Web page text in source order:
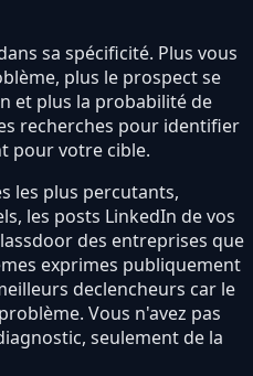
sa spécificité. Plus vous
plus le prospect se
et plus la probabilité de
recherches pour identifier
pour votre cible.
les plus percutants,
les posts LinkedIn de vos
des entreprises que
exprimes publiquement
declencheurs car le
Vous n'avez pas
seulement de la